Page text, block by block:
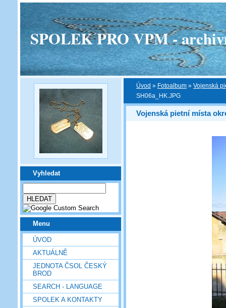
SPOLEK PRO VPM -
Vyhledat
Menu
ÚVOD
AKTUÁLNĚ
JEDNOTA ČSOL ČESKÝ
BROD
SEARCH - LANGUAGE
SPOLEK A KONTAKTY
Úvod » Fotoalbum » Vojenská
SH06a_HK.JPG
Vojenská pietní místa